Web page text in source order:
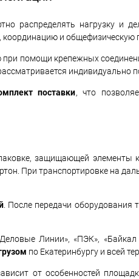
распределять нагрузку и
и общефизическую
помощи крепежных
индивидуально
поставки, что
защищающей элементы
При транспортировке на
. После передачи оборудования
Линии», «ПЭК»,
по Екатеринбургу и всей
от особенностей